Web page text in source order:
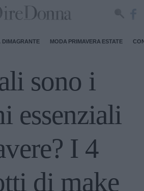
DIMAGRANTE MODA PRIMAVERA ESTATE
sono i
essenziali
I 4
di make